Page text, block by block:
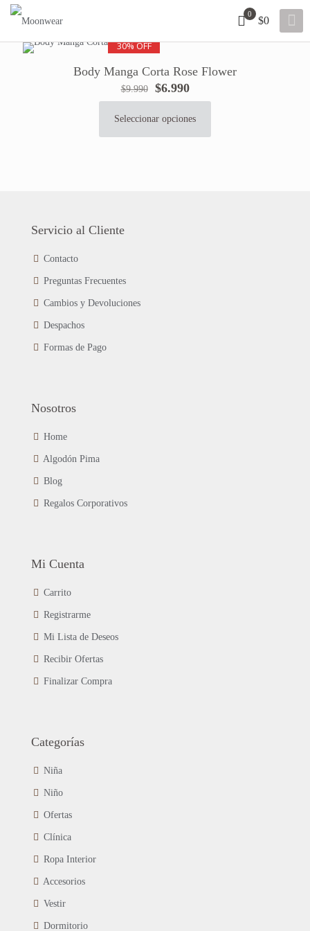
0
$0
30% OFF
Body Manga Corta Rose Flower
$9.990
El
precio
original
$6.990El
precio
actual
Seleccionar opciones
producto
se
la
página
Servicio al Cliente
Contacto
Preguntas Frecuentes
Cambios y Devoluciones
Despachos
Formas de Pago
Nosotros
Home
Algodón Pima
Blog
Regalos Corporativos
Mi Cuenta
Carrito
Registrarme
Mi Lista de Deseos
Recibir Ofertas
Finalizar Compra
Categorías
Niña
Niño
Ofertas
Clínica
Ropa Interior
Accesorios
Vestir
Dormitorio